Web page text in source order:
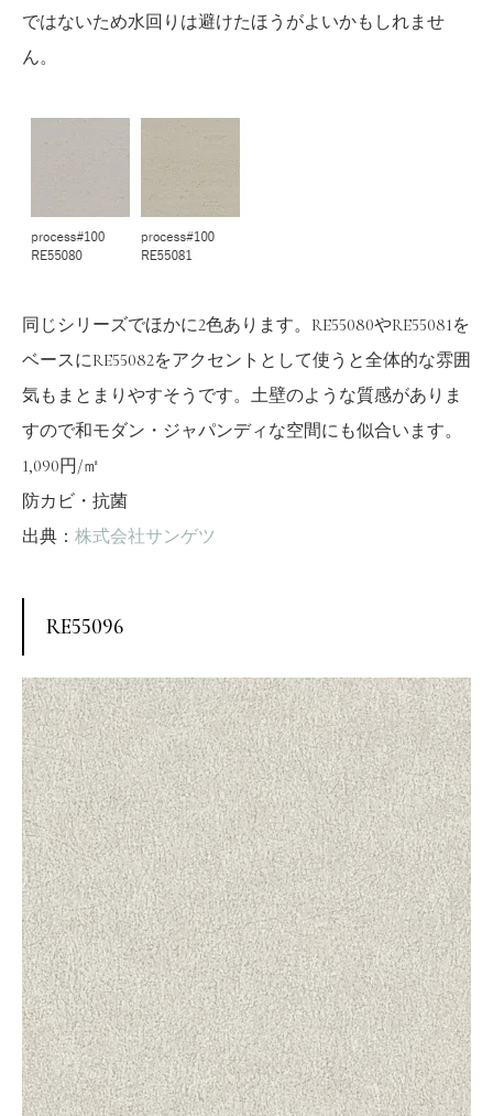
ではないため水回りは避けたほうがよいかもしれませ
ん。
同じシリーズでほかに2色あります。RE55080やRE55081を
ベースにRE55082をアクセントとして使うと全体的な雰囲
気もまとまりやすそうです。土壁のような質感がありま
すので和モダン・ジャパンディな空間にも似合います。
1,090円/㎡
防カビ・抗菌
出典： 株式会社サンゲツ
RE55096